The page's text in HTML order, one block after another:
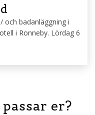
och badanläggning i
i Ronneby. Lördag 6
er?